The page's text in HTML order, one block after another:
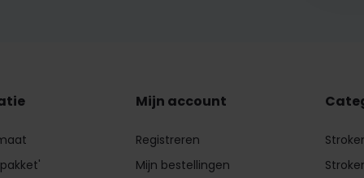
Mijn account
Registreren
Mijn bestellingen